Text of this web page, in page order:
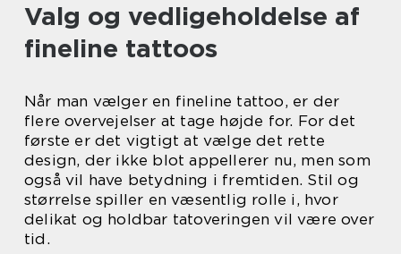
Valg og vedligeholdelse af
fineline tattoos
Når man vælger en fineline tattoo, er der
flere overvejelser at tage højde for. For det
første er det vigtigt at vælge det rette
design, der ikke blot appellerer nu, men som
også vil have betydning i fremtiden. Stil og
størrelse spiller en væsentlig rolle i, hvor
delikat og holdbar tatoveringen vil være over
tid.